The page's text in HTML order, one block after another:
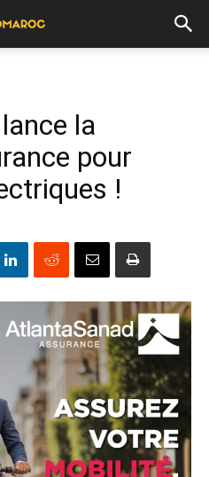
la
pour
!